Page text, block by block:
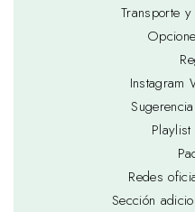
Transporte
Instagram
Redes
Sección